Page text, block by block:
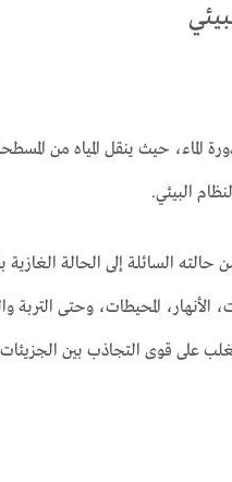
الماء، حيث ينقل المياه من
البيئي.
حالته السائلة إلى الحالة
المحيطات، وحتى التربة
على قوى التجاذب بين